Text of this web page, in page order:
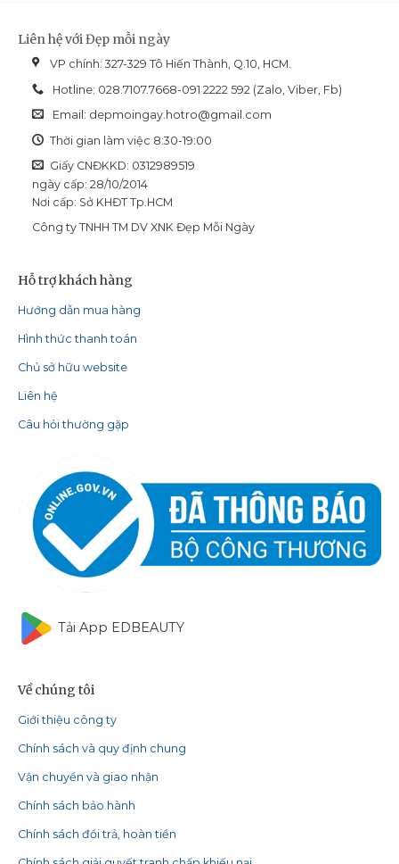
Liên hệ với Đẹp mỗi ngày
VP chính: 327-329 Tô Hiến Thành, Q.10, HCM.
Hotline: 028.7107.7668-091 2222 592 (Zalo, Viber, Fb)
Email: depmoingay.hotro@gmail.com
Thời gian làm việc 8:30-19:00
Giấy CNĐKKD: 0312989519
ngày cấp: 28/10/2014
Nơi cấp: Sở KHĐT Tp.HCM
Công ty TNHH TM DV XNK Đẹp Mỗi Ngày
Hỗ trợ khách hàng
Hướng dẫn mua hàng
Hình thức thanh toán
Chủ sở hữu website
Liên hệ
Câu hỏi thường gặp
Tải App EDBEAUTY
Về chúng tôi
Giới thiệu công ty
Chính sách và quy định chung
Vận chuyển và giao nhận
Chính sách bảo hành
Chính sách đổi trả, hoàn tiền